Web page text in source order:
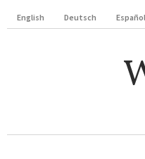
English Deutsch Español